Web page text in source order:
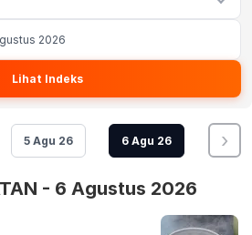
2026
Lihat Indeks
5 Agu 26 6 Agu 26 ›
- 6 Agustus 2026